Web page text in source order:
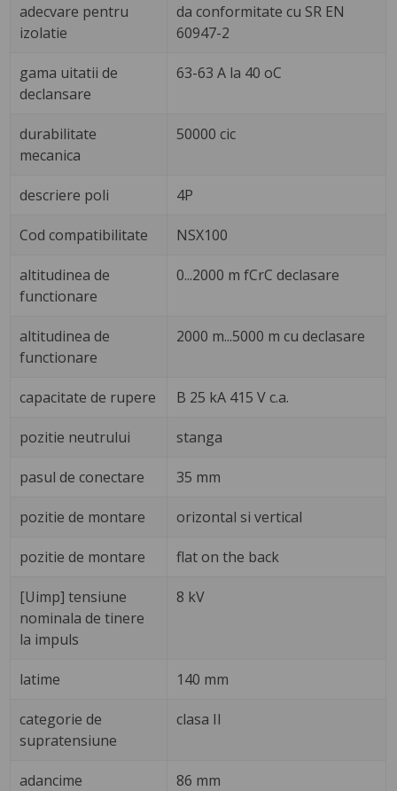
adecvare pentru
izolatie
da conformitate cu SR EN
60947-2
gama uitatii de
declansare
63-63 A la 40 oC
durabilitate
mecanica
50000 cic
descriere poli 4P
Cod compatibilitate NSX100
altitudinea de
functionare
0...2000 m fCrC declasare
altitudinea de
functionare
2000 m...5000 m cu declasare
capacitate de rupere B 25 kA 415 V c.a.
pozitie neutrului stanga
pasul de conectare 35 mm
pozitie de montare orizontal si vertical
pozitie de montare flat on the back
[Uimp] tensiune
nominala de tinere
la impuls
8 kV
latime 140 mm
categorie de
supratensiune
clasa II
adancime 86 mm